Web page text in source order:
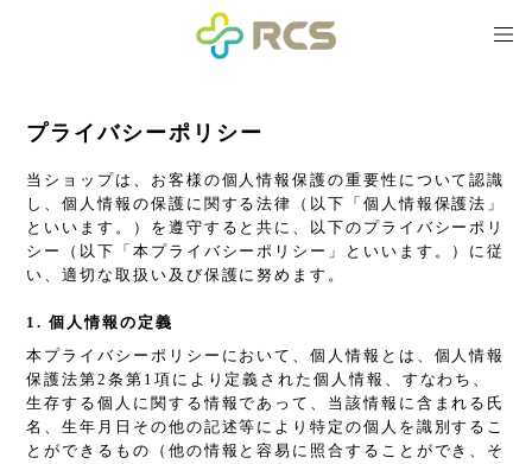
プライバシーポリシー
当ショップは、お客様の個人情報保護の重要性について認識
し、個人情報の保護に関する法律（以下「個人情報保護法」
といいます。）を遵守すると共に、以下のプライバシーポリ
シー（以下「本プライバシーポリシー」といいます。）に従
い、適切な取扱い及び保護に努めます。
1. 個人情報の定義
本プライバシーポリシーにおいて、個人情報とは、個人情報
保護法第2条第1項により定義された個人情報、すなわち、
生存する個人に関する情報であって、当該情報に含まれる氏
名、生年月日その他の記述等により特定の個人を識別するこ
とができるもの（他の情報と容易に照合することができ、そ